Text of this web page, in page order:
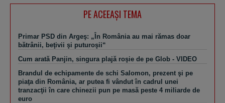
PE ACEEAŞI TEMA
Primar PSD din Argeş: „În România au mai rămas doar
bătrânii, beţivii şi puturoşii“
Cum arată Panjin, singura plajă roşie de pe Glob - VIDEO
Brandul de echipamente de schi Salomon, prezent şi pe
piaţa din România, ar putea fi vândut în cadrul unei
tranzacţii în care chinezii pun pe masă peste 4 miliarde de
euro